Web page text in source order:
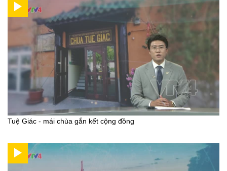
Tuệ Giác - mái chùa gắn kết cộng đồng